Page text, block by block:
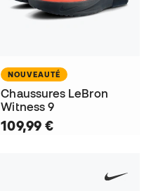
NOUVEAUTÉ
Chaussures LeBron
Witness 9
109,99 €